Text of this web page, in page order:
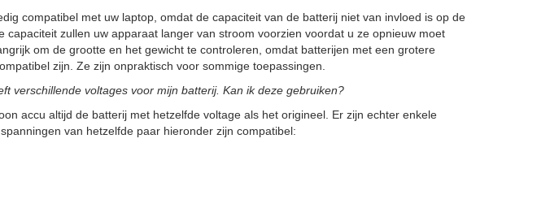
compatibel met uw laptop, omdat de capaciteit van de batterij niet van invloed is op de
capaciteit zullen uw apparaat langer van stroom voorzien voordat u ze opnieuw moet
om de grootte en het gewicht te controleren, omdat batterijen met een grotere
zijn. Ze zijn onpraktisch voor sommige toepassingen.
verschillende voltages voor mijn batterij. Kan ik deze gebruiken?
accu altijd de batterij met hetzelfde voltage als het origineel. Er zijn echter enkele
van hetzelfde paar hieronder zijn compatibel: